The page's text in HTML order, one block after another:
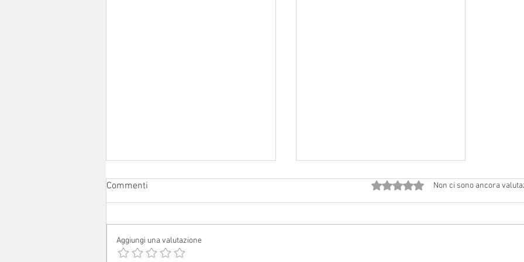
Commenti Valutazione 0 stelle su 5.
Non ci sono ancora
Aggiungi una valutazione